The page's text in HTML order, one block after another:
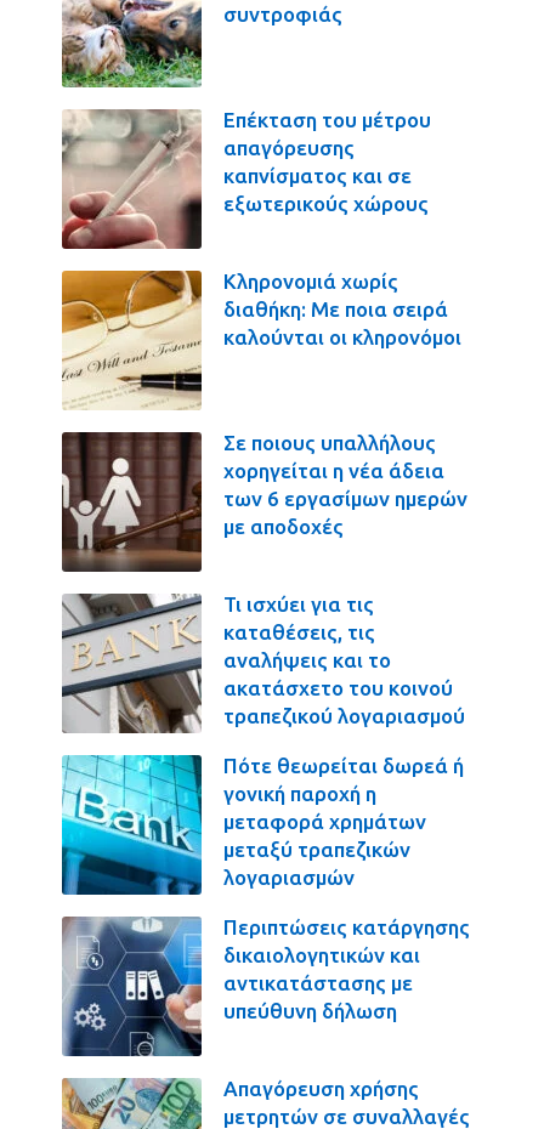
συντροφιάς
Επέκταση του μέτρου
απαγόρευσης
καπνίσματος και σε
εξωτερικούς χώρους
Κληρονομιά χωρίς
διαθήκη: Με ποια σειρά
καλούνται οι κληρονόμοι
Σε ποιους υπαλλήλους
χορηγείται η νέα άδεια
των 6 εργασίμων ημερών
με αποδοχές
Τι ισχύει για τις
καταθέσεις, τις
αναλήψεις και το
ακατάσχετο του κοινού
τραπεζικού λογαριασμού
Πότε θεωρείται δωρεά ή
γονική παροχή η
μεταφορά χρημάτων
μεταξύ τραπεζικών
λογαριασμών
Περιπτώσεις κατάργησης
δικαιολογητικών και
αντικατάστασης με
υπεύθυνη δήλωση
Απαγόρευση χρήσης
μετρητών σε συναλλαγές